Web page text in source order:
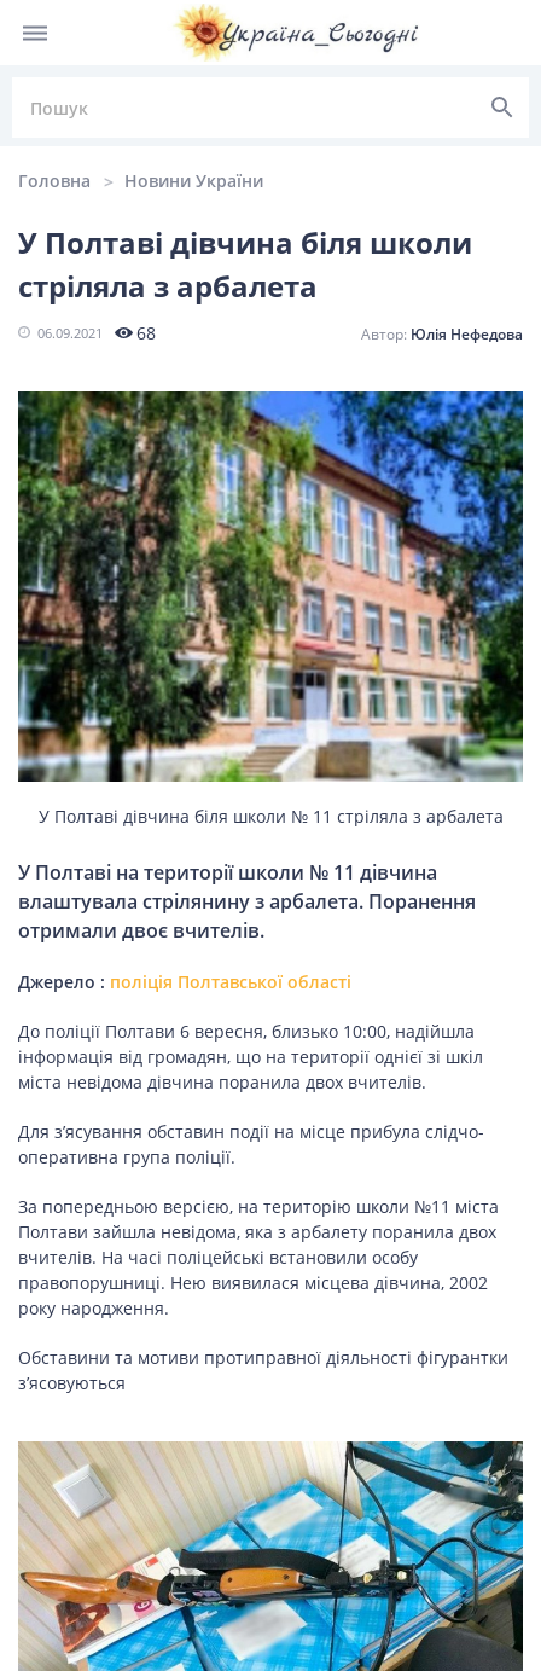
НОВИНИ УКРАЇНИ
Одеса
НОВИНИ СВІТУ
ВІЙСЬКОВІ НОВИНИ
НОВИНИ КУЛЬТУРИ
КАЛЕНДАР УГКЦ/РКЦ
Літургійні
читання
УГКЦ
ПОДОРОЖІ
Подорожі
Україною
ЗДОРОВ’Я
ГОТУЄМО РАЗОМ
BEAUTY
СПОРТ
Головна Новини України
У Полтаві дівчина біля школи
стріляла з арбалета
06.09.2021 68 Юлія Нефедова
У Полтаві дівчина біля школи № 11 стріляла з арбалета
У Полтаві на території школи № 11 дівчина
влаштувала стрілянину з арбалета. Поранення
отримали двоє вчителів.
Джерело : поліція Полтавської області
До поліції Полтави 6 вересня, близько 10:00, надійшла
інформація від громадян, що на території однієї зі шкіл
міста невідома дівчина поранила двох вчителів.
Для з’ясування обставин події на місце прибула слідчо-
оперативна група поліції.
За попередньою версією, на територію школи №11 міста
Полтави зайшла невідома, яка з арбалету поранила двох
вчителів. На часі поліцейські встановили особу
правопорушниці. Нею виявилася місцева дівчина, 2002
року народження.
Обставини та мотиви протиправної діяльності фігурантки
з’ясовуються